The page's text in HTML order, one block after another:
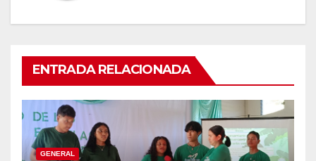
ENTRADA RELACIONADA
GENERAL